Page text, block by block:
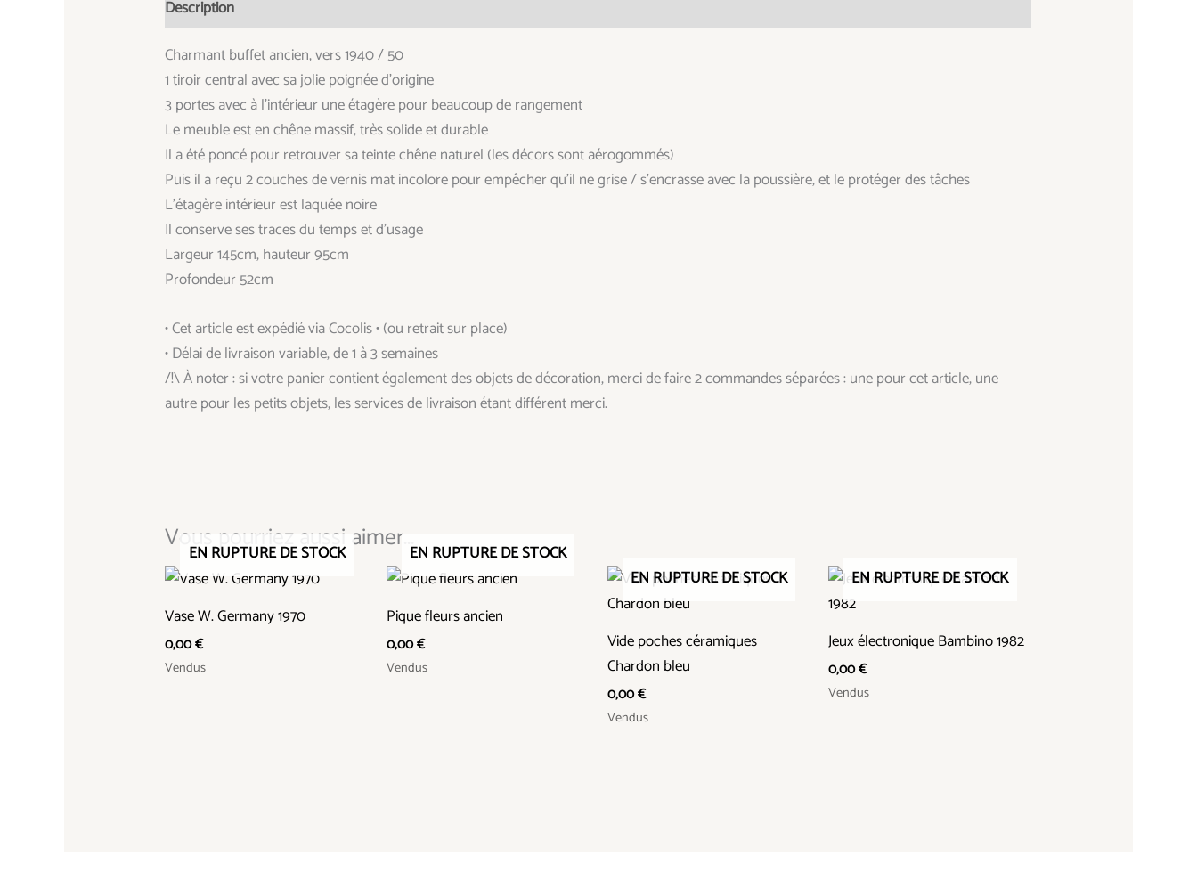
Description
Charmant buffet ancien, vers 1940 / 50
1 tiroir central avec sa jolie poignée d’origine
3 portes avec à l’intérieur une étagère pour beaucoup de rangement
Le meuble est en chêne massif, très solide et durable
Il a été poncé pour retrouver sa teinte chêne naturel (les décors sont aérogommés)
Puis il a reçu 2 couches de vernis mat incolore pour empêcher qu’il ne grise / s’encrasse avec la poussière, et le protéger des tâches
L’étagère intérieur est laquée noire
Il conserve ses traces du temps et d’usage
Largeur 145cm, hauteur 95cm
Profondeur 52cm
• Cet article est expédié via Cocolis • (ou retrait sur place)
• Délai de livraison variable, de 1 à 3 semaines
/!\ À noter : si votre panier contient également des objets de décoration, merci de faire 2 commandes séparées : une pour cet article, une
autre pour les petits objets, les services de livraison étant différent merci.
Vous pourriez aussi aimer...
EN RUPTURE DE STOCK
Vase W. Germany 1970
0,00€
Vendus
EN RUPTURE DE STOCK
Pique fleurs ancien
0,00€
Vendus
EN RUPTURE DE STOCK
Vide poches céramiques
Chardon bleu
0,00€
Vendus
EN RUPTURE DE STOCK
Jeux électronique Bambino 1982
0,00€
Vendus